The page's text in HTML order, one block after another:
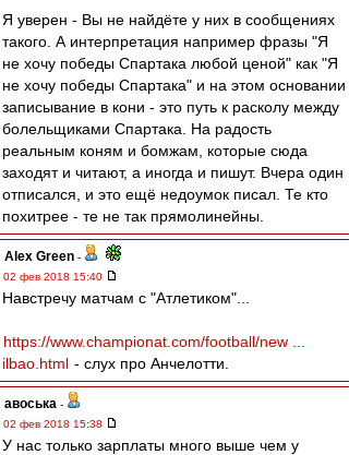
Я уверен - Вы не найдёте у них в сообщениях
такого. А интерпретация например фразы "Я
не хочу победы Спартака любой ценой" как "Я
не хочу победы Спартака" и на этом основании
записывание в кони - это путь к расколу между
болельщиками Спартака. На радость
реальным коням и бомжам, которые сюда
заходят и читают, а иногда и пишут. Вчера один
отписался, и это ещё недоумок писал. Те кто
похитрее - те не так прямолинейны.
Alex Green -
02 фев 2018 15:40
Навстречу матчам с "Атлетиком"...
https://www.championat.com/football/new ...
ilbao.html - слух про Анчелотти.
авоська -
02 фев 2018 15:38
У нас только зарплаты много выше чем у